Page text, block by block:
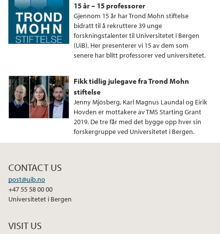
15 år – 15 professorer
Gjennom 15 år har Trond Mohn stiftelse
bidratt til å rekruttere 39 unge
forskningstalenter til Universitetet i Bergen
(UiB). Her presenterer vi 15 av dem som
senere har blitt professorer ved universitetet.
Fikk tidlig julegave fra Trond Mohn
stiftelse
Jenny Mjösberg, Karl Magnus Laundal og Eirik
Hovden er mottakere av TMS Starting Grant
2019. De tre får med det bygge opp hver sin
forskergruppe ved Universitetet i Bergen.
CONTACT US
post@uib.no
+47 55 58 00 00
Universitetet i Bergen
VISIT US